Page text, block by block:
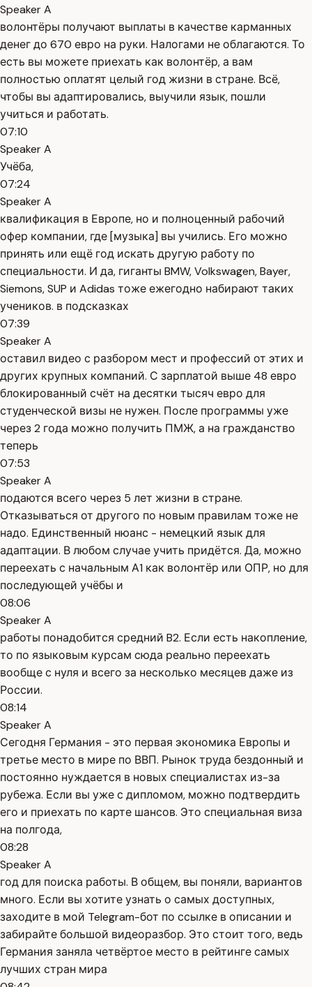
Speaker A
волонтёры получают выплаты в качестве карманных
денег до 670 евро на руки. Налогами не облагаются. То
есть вы можете приехать как волонтёр, а вам
полностью оплатят целый год жизни в стране. Всё,
чтобы вы адаптировались, выучили язык, пошли
учиться и работать.
07:10
Speaker A
Учёба,
07:24
Speaker A
квалификация в Европе, но и полноценный рабочий
офер компании, где [музыка] вы учились. Его можно
принять или ещё год искать другую работу по
специальности. И да, гиганты BMW, Volkswagen, Bayer,
Siemons, SUP и Adidas тоже ежегодно набирают таких
учеников. в подсказках
07:39
Speaker A
оставил видео с разбором мест и профессий от этих и
других крупных компаний. С зарплатой выше 48 евро
блокированный счёт на десятки тысяч евро для
студенческой визы не нужен. После программы уже
через 2 года можно получить ПМЖ, а на гражданство
теперь
07:53
Speaker A
подаются всего через 5 лет жизни в стране.
Отказываться от другого по новым правилам тоже не
надо. Единственный нюанс - немецкий язык для
адаптации. В любом случае учить придётся. Да, можно
переехать с начальным А1 как волонтёр или ОПР, но для
последующей учёбы и
08:06
Speaker A
работы понадобится средний B2. Если есть накопление,
то по языковым курсам сюда реально переехать
вообще с нуля и всего за несколько месяцев даже из
России.
08:14
Speaker A
Сегодня Германия - это первая экономика Европы и
третье место в мире по ВВП. Рынок труда бездонный и
постоянно нуждается в новых специалистах из-за
рубежа. Если вы уже с дипломом, можно подтвердить
его и приехать по карте шансов. Это специальная виза
на полгода,
08:28
Speaker A
год для поиска работы. В общем, вы поняли, вариантов
много. Если вы хотите узнать о самых доступных,
заходите в мой Telegram-бот по ссылке в описании и
забирайте большой видеоразбор. Это стоит того, ведь
Германия заняла четвёртое место в рейтинге самых
лучших стран мира